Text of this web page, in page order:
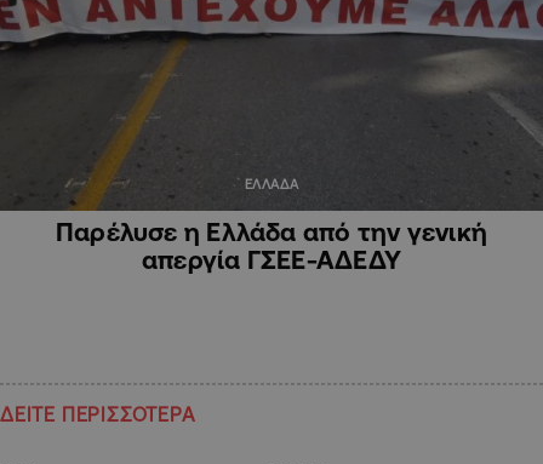
ΕΛΛΑΔΑ
Παρέλυσε η Ελλάδα από την γενική
απεργία ΓΣΕΕ-ΑΔΕΔΥ
ΔΕΙΤΕ ΠΕΡΙΣΣΟΤΕΡΑ